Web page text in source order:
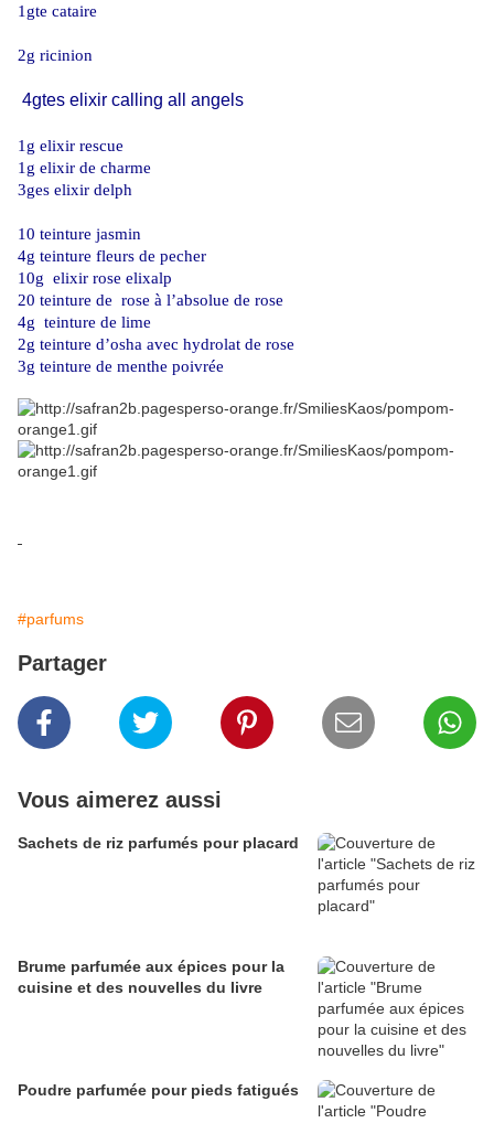
1gte cataire
2g ricinion
4gtes elixir calling all angels
1g elixir rescue
1g elixir de charme
3ges elixir delph
10 teinture jasmin
4g teinture fleurs de pecher
10g elixir rose elixalp
20 teinture de rose à l’absolue de rose
4g teinture de lime
2g teinture d’osha avec hydrolat de rose
3g teinture de menthe poivrée
#parfums
Partager
Vous aimerez aussi
Sachets de riz parfumés pour placard
Brume parfumée aux épices pour la
cuisine et des nouvelles du livre
Poudre parfumée pour pieds fatigués